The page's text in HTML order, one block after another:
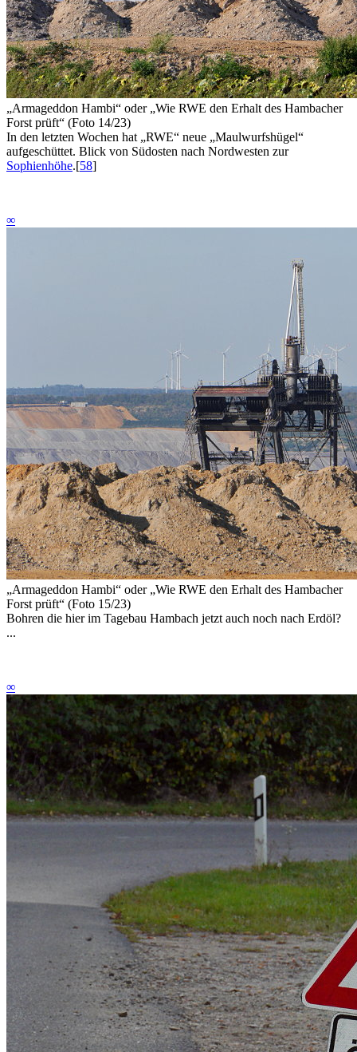
„Armageddon Hambi“ oder„Wie RWE den Erhalt des Hambacher
Forst prüft“ (Foto 14/23)
In den letzten Wochen hat „RWE“ neue „Maulwurfshügel“
aufgeschüttet. Blick von Südosten nach Nordwesten zur
Sophienhöhe.[58]
∞
„Armageddon Hambi“ oder„Wie RWE den Erhalt des Hambacher
Forst prüft“ (Foto 15/23)
Bohren die hier im Tagebau Hambach jetzt auch noch nach Erdöl?
...
∞